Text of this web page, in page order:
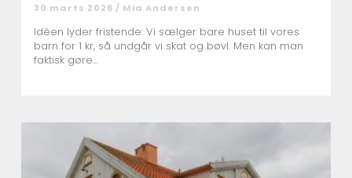
30 marts 2026 / Mia Andersen
Idéen lyder fristende: Vi sælger bare huset til vores
barn for 1 kr, så undgår vi skat og bøvl. Men kan man
faktisk gøre...